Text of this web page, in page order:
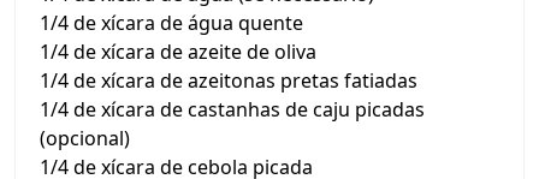
1/4 de xícara de água quente
1/4 de xícara de azeite de oliva
1/4 de xícara de azeitonas pretas fatiadas
1/4 de xícara de castanhas de caju picadas
(opcional)
1/4 de xícara de cebola picada